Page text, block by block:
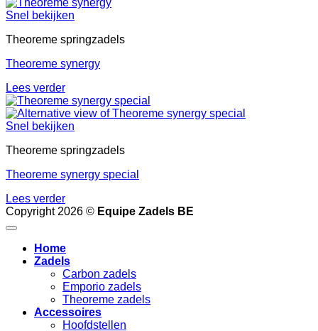
Snel bekijken
Theoreme springzadels
Theoreme synergy
Lees verder
Snel bekijken
Theoreme springzadels
Theoreme synergy special
Lees verder
Copyright 2026 © Equipe Zadels BE
Home
Zadels
Carbon zadels
Emporio zadels
Theoreme zadels
Accessoires
Hoofdstellen